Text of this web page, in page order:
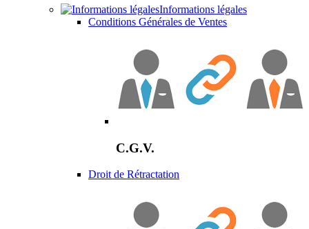
Informations légales
Conditions Générales de Ventes
C.G.V.
Droit de Rétractation